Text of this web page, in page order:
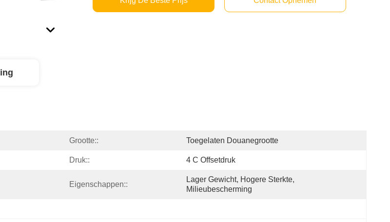
Grootte:: Toegelaten Douanegrootte
Druk:: 4 C Offsetdruk
Eigenschappen::
Lager Gewicht, Hogere Sterkte,
Milieubescherming